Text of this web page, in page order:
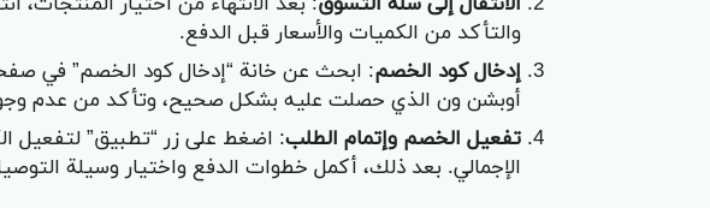
والتأكد من الكميات والأسعار قبل الدفع.
إدخال كود الخصم: ابحث عن خانة “إدخال كود الخصم” في
أوبشن ون الذي حصلت عليه بشكل صحيح، وتأكد من عدم
تفعيل الخصم وإتمام الطلب: اضغط على زر “تطبيق” لتفعيل
الإجمالي. بعد ذلك، أكمل خطوات الدفع واختيار وسيلة